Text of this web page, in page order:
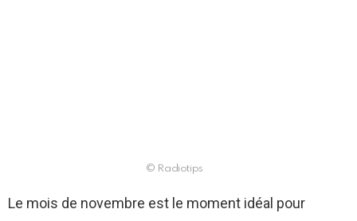
© Radiotips
Le mois de novembre est le moment idéal pour